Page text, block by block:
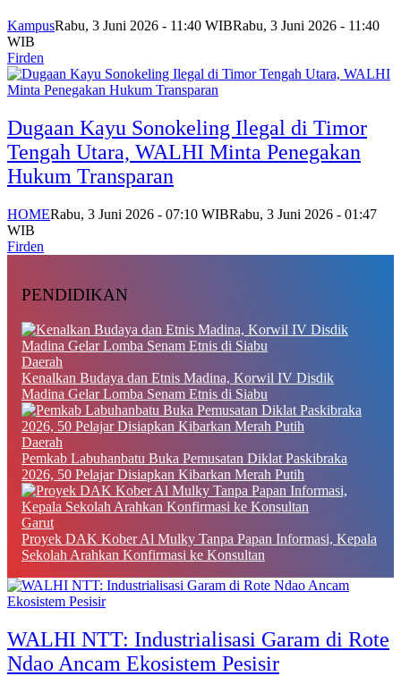
KampusRabu, 3 Juni 2026 - 11:40 WIBRabu, 3 Juni 2026 - 11:40
WIB
Firden
Dugaan Kayu Sonokeling Ilegal di Timor
Tengah Utara, WALHI Minta Penegakan
Hukum Transparan
HOMERabu, 3 Juni 2026 - 07:10 WIBRabu, 3 Juni 2026 - 01:47
WIB
Firden
PENDIDIKAN
Daerah
Kenalkan Budaya dan Etnis Madina, Korwil IV Disdik
Madina Gelar Lomba Senam Etnis di Siabu
Daerah
Pemkab Labuhanbatu Buka Pemusatan Diklat Paskibraka
2026, 50 Pelajar Disiapkan Kibarkan Merah Putih
Garut
Proyek DAK Kober Al Mulky Tanpa Papan Informasi, Kepala
Sekolah Arahkan Konfirmasi ke Konsultan
WALHI NTT: Industrialisasi Garam di Rote
Ndao Ancam Ekosistem Pesisir